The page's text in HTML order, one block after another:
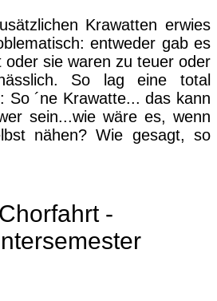
Krawatten erwies
entweder gab es
oder sie waren zu teuer oder
So lag eine total
So ´ne Krawatte... das kann
sein...wie wäre es, wenn
nähen? Wie gesagt, so
-